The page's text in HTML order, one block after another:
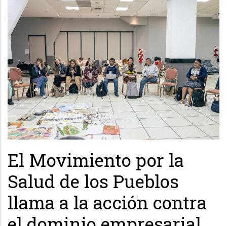
El Movimiento por la
Salud de los Pueblos
llama a la acción contra